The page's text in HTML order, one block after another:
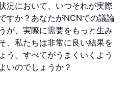
況において、いつそれが実際
すか？あなたがNCNでの議論
が、実際に需要をもっと生み
、私たちは非常に良い結果を
う。すべてがうまくいくよう
いのでしょうか？